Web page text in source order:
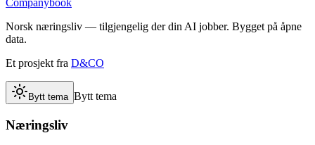
Companybook
Norsk næringsliv — tilgjengelig der din AI jobber. Bygget på åpne
data.
Et prosjekt fra D&CO
Bytt tema Bytt tema
Næringsliv